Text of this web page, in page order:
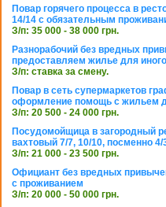
Повар горячего процесса в
14/14 с обязательным
З/п: 35 000 - 38 000 грн.
Разнорабочий без вредных
предоставляем жилье для
З/п: ставка за смену.
Повар в сеть супермаркетов
оформление помощь с жильем
З/п: 20 500 - 24 000 грн.
Посудомойщица в загородный
вахтовый 7/7, 10/10, посменно 4/
З/п: 21 000 - 23 500 грн.
Официант без вредных
с проживанием
З/п: 20 000 - 50 000 грн.